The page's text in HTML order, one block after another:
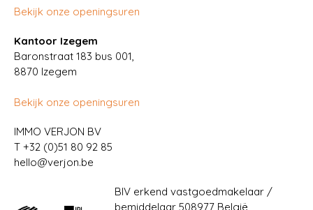
Bekijk onze openingsuren
Kantoor Izegem
Baronstraat 183 bus 001,
8870 Izegem
Bekijk onze openingsuren
IMMO VERJON BV
T +32 (0)51 80 92 85
hello@verjon.be
BIV erkend vastgoedmakelaar /
bemiddelaar 508977 België